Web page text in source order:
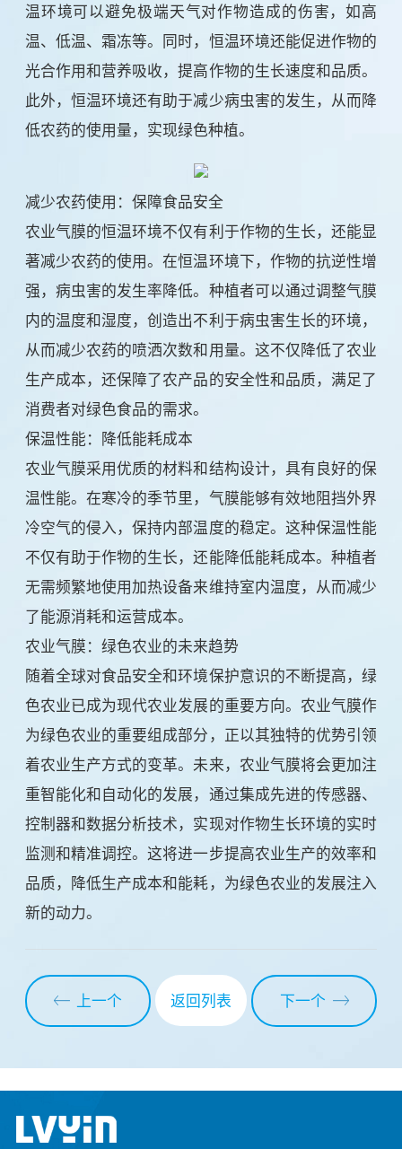
温环境可以避免极端天气对作物造成的伤害，如高
温、低温、霜冻等。同时，恒温环境还能促进作物的
光合作用和营养吸收，提高作物的生长速度和品质。
此外，恒温环境还有助于减少病虫害的发生，从而降
低农药的使用量，实现绿色种植。
减少农药使用：保障食品安全
农业气膜的恒温环境不仅有利于作物的生长，还能显
著减少农药的使用。在恒温环境下，作物的抗逆性增
强，病虫害的发生率降低。种植者可以通过调整气膜
内的温度和湿度，创造出不利于病虫害生长的环境，
从而减少农药的喷洒次数和用量。这不仅降低了农业
生产成本，还保障了农产品的安全性和品质，满足了
消费者对绿色食品的需求。
保温性能：降低能耗成本
农业气膜采用优质的材料和结构设计，具有良好的保
温性能。在寒冷的季节里，气膜能够有效地阻挡外界
冷空气的侵入，保持内部温度的稳定。这种保温性能
不仅有助于作物的生长，还能降低能耗成本。种植者
无需频繁地使用加热设备来维持室内温度，从而减少
了能源消耗和运营成本。
农业气膜：绿色农业的未来趋势
随着全球对食品安全和环境保护意识的不断提高，绿
色农业已成为现代农业发展的重要方向。农业气膜作
为绿色农业的重要组成部分，正以其独特的优势引领
着农业生产方式的变革。未来，农业气膜将会更加注
重智能化和自动化的发展，通过集成先进的传感器、
控制器和数据分析技术，实现对作物生长环境的实时
监测和精准调控。这将进一步提高农业生产的效率和
品质，降低生产成本和能耗，为绿色农业的发展注入
新的动力。
上一个 返回列表 下一个